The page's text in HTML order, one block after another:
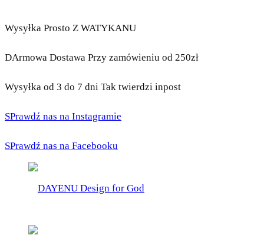
Wysyłka Prosto Z WATYKANU
DArmowa Dostawa Przy zamówieniu od 250zł
Wysyłka od 3 do 7 dni Tak twierdzi inpost
SPrawdź nas na Instagramie
SPrawdź nas na Facebooku